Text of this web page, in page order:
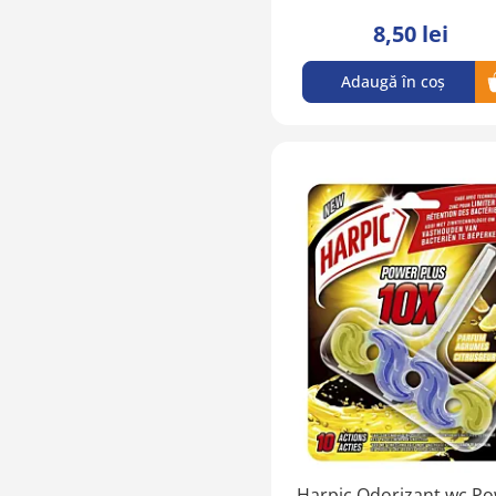
8,50 lei
Adaugă în coș